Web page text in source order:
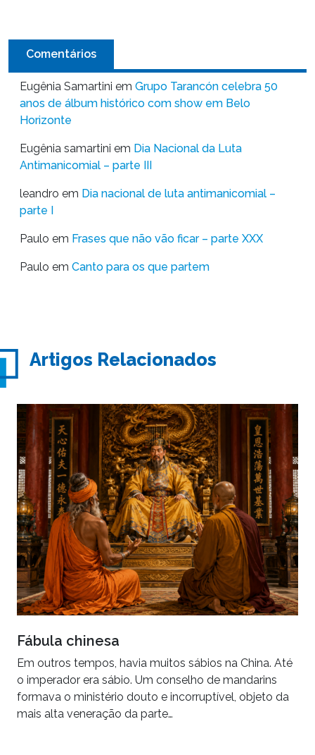
Comentários
Eugênia Samartini em Grupo Tarancón celebra 50
anos de álbum histórico com show em Belo
Horizonte
Eugênia samartini em Dia Nacional da Luta
Antimanicomial – parte III
leandro em Dia nacional de luta antimanicomial –
parte I
Paulo em Frases que não vão ficar – parte XXX
Paulo em Canto para os que partem
Artigos Relacionados
Fábula chinesa
Em outros tempos, havia muitos sábios na China. Até
o imperador era sábio. Um conselho de mandarins
formava o ministério douto e incorruptível, objeto da
mais alta veneração da parte…